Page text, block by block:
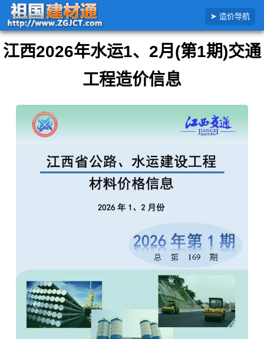
价
信
息
造价导航
首页 交通造价信息 江西省
江西2026年水运1、2月(第1期)交通
工程造价信息